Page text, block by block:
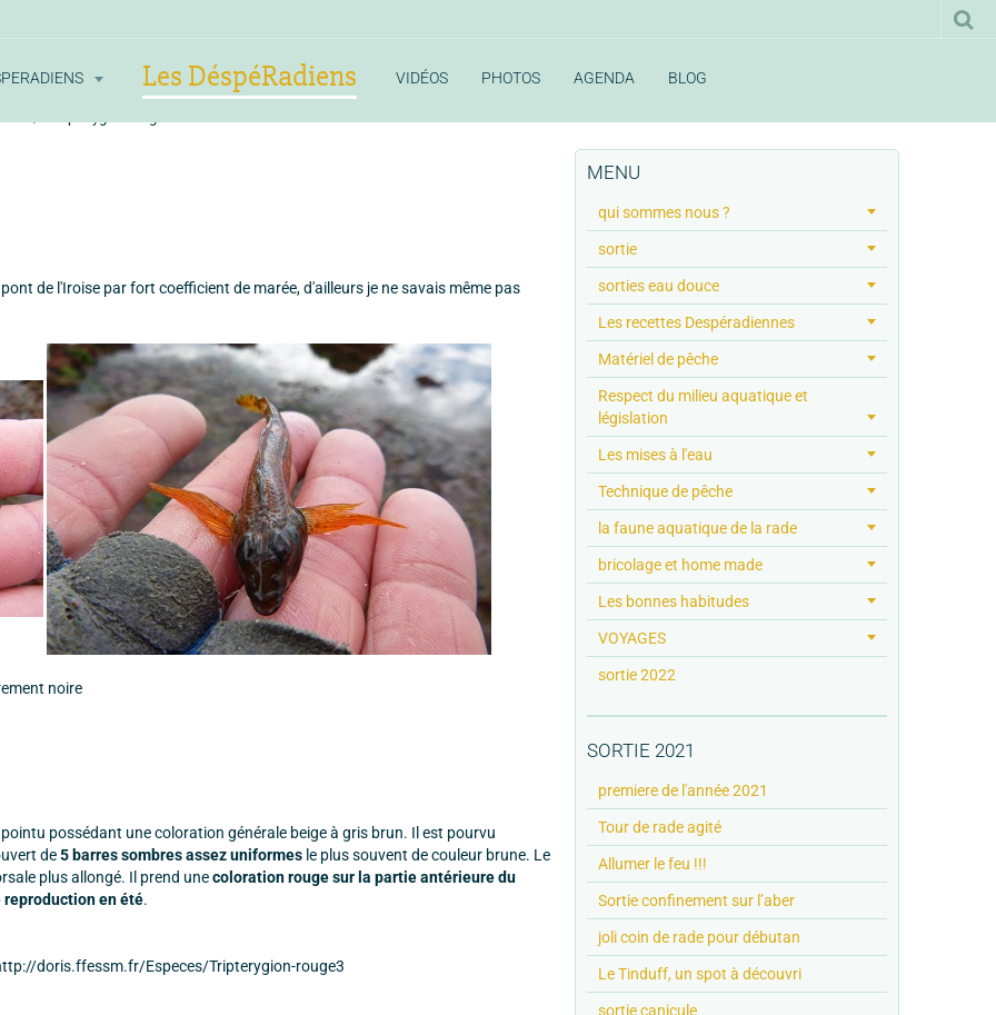
Les DéspéRadiens VIDÉOS PHOTOS AGENDA BLOG
de l'Iroise par fort coefficient de marée, d'ailleurs je ne savais même pas
noire
possédant une coloration générale beige à gris brun. Il est pourvu
de5 barres sombres assez uniformes le plus souvent de couleur brune. Le
plus allongé. Il prend unecoloration rouge sur la partie antérieure du
en été.
doris.ffessm.fr/Especes/Tripterygion-rouge3
MENU
qui sommes nous ?
sortie
sorties eau douce
Les recettes Despéradiennes
Matériel de pêche
Respect du milieu aquatique et
législation
Les mises à l'eau
Technique de pêche
la faune aquatique de la rade
bricolage et home made
Les bonnes habitudes
VOYAGES
sortie 2022
SORTIE 2021
premiere de l'année 2021
Tour de rade agité
Allumer le feu !!!
Sortie confinement sur l’aber
joli coin de rade pour débutan
Le Tinduff, un spot à découvri
sortie canicule